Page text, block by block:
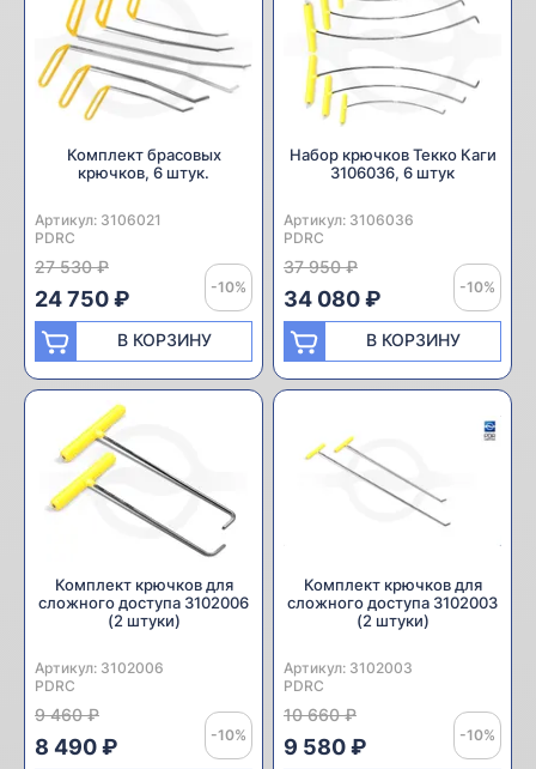
Комплект брасовых
крючков, 6 штук.
Артикул: 3106021
Производитель:
PDRC
27 530 ₽
-10%
24 750 ₽
В КОРЗИНУ
Набор крючков Текко Каги
3106036, 6 штук
Артикул: 3106036
Производитель:
PDRC
37 950 ₽
-10%
34 080 ₽
В КОРЗИНУ
Комплект крючков для
сложного доступа 3102006
(2 штуки)
Артикул: 3102006
Производитель:
PDRC
9 460 ₽
-10%
8 490 ₽
Комплект крючков для
сложного доступа 3102003
(2 штуки)
Артикул: 3102003
Производитель:
PDRC
10 660 ₽
-10%
9 580 ₽